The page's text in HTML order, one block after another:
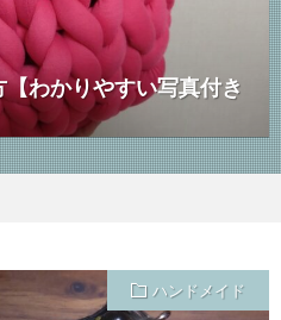
わかりやすい写真付き
ハンドメイド